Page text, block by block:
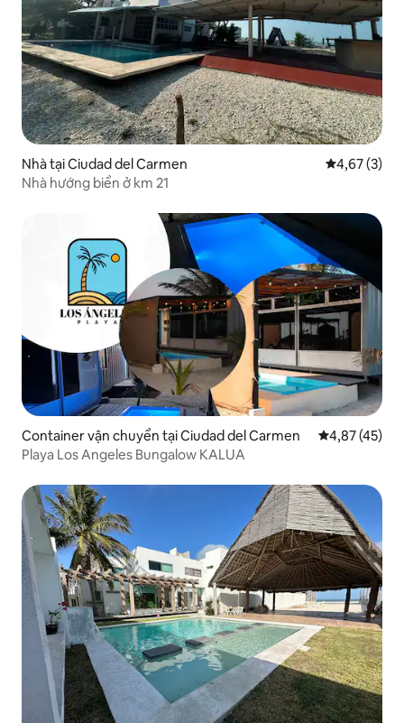
Nhà tại Ciudad del Carmen Xếp hạng
4,67 (3)
Nhà hướng biển ở km 21
Container vận chuyển tại Ciudad del Carmen Xếp hạng
4,87 (45)
Playa Los Angeles Bungalow KALUA